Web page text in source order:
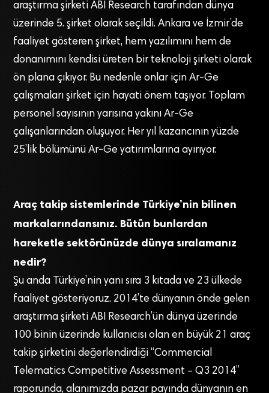
araştırma şirketi ABI Research tarafından dünya
üzerinde 5. şirket olarak seçildi. Ankara ve İzmir’de
faaliyet gösteren şirket, hem yazılımını hem de
donanımını kendisi üreten bir teknoloji şirketi olarak
ön plana çıkıyor. Bu nedenle onlar için Ar-Ge
çalışmaları şirket için hayati önem taşıyor. Toplam
personel sayısının yarısına yakını Ar-Ge
çalışanlarından oluşuyor. Her yıl kazancının yüzde
25’lik bölümünü Ar-Ge yatırımlarına ayırıyor.
Araç takip sistemlerinde Türkiye’nin bilinen
markalarındansınız. Bütün bunlardan
hareketle sektörünüzde dünya sıralamanız
nedir?
Şu anda Türkiye’nin yanı sıra 3 kıtada ve 23 ülkede
faaliyet gösteriyoruz. 2014’te dünyanın önde gelen
araştırma şirketi ABI Research’ün dünya üzerinde
100 binin üzerinde kullanıcısı olan en büyük 21 araç
takip şirketini değerlendirdiği “Commercial
Telematics Competitive Assessment – Q3 2014”
raporunda, alanımızda pazar payında dünyanın en